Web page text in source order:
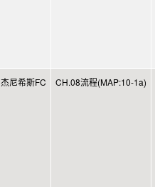
杰尼希斯FC CH.08流程(MAP:10-1a)